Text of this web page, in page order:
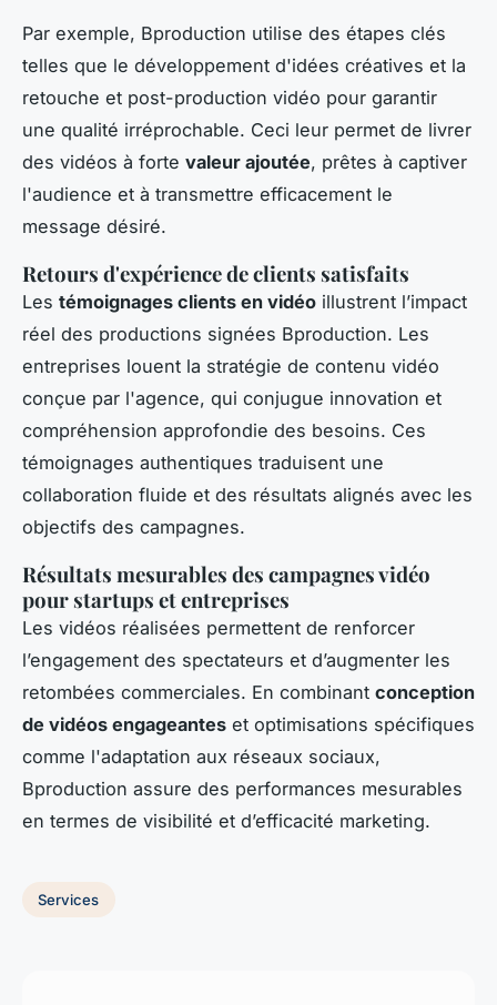
Par exemple, Bproduction utilise des étapes clés
telles que le développement d'idées créatives et la
retouche et post-production vidéo pour garantir
une qualité irréprochable. Ceci leur permet de livrer
des vidéos à forte valeur ajoutée, prêtes à captiver
l'audience et à transmettre efficacement le
message désiré.
Retours d'expérience de clients satisfaits
Les témoignages clients en vidéo illustrent l’impact
réel des productions signées Bproduction. Les
entreprises louent la stratégie de contenu vidéo
conçue par l'agence, qui conjugue innovation et
compréhension approfondie des besoins. Ces
témoignages authentiques traduisent une
collaboration fluide et des résultats alignés avec les
objectifs des campagnes.
Résultats mesurables des campagnes vidéo
pour startups et entreprises
Les vidéos réalisées permettent de renforcer
l’engagement des spectateurs et d’augmenter les
retombées commerciales. En combinant conception
de vidéos engageantes et optimisations spécifiques
comme l'adaptation aux réseaux sociaux,
Bproduction assure des performances mesurables
en termes de visibilité et d’efficacité marketing.
Services